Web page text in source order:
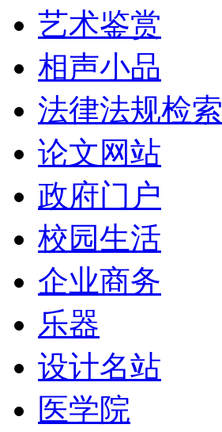
艺术鉴赏
相声小品
法律法规检索
论文网站
政府门户
校园生活
企业商务
乐器
设计名站
医学院